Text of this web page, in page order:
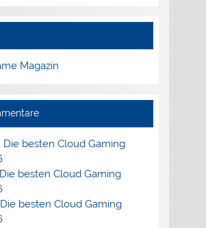
Magazin
Die besten Cloud Gaming
Die besten Cloud Gaming
Die besten Cloud Gaming